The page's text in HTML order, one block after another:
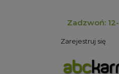
Zadzwoń:
Zarejestruj się